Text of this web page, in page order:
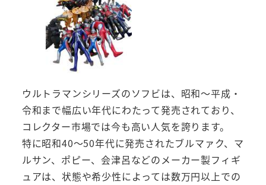
ウルトラマンシリーズのソフビは、昭和～平成・
令和まで幅広い年代にわたって発売されており、
コレクター市場では今も高い人気を誇ります。
特に昭和40～50年代に発売されたブルマァク、マ
ルサン、ポピー、会津呂などのメーカー製フィギ
ュアは、状態や希少性によっては数万円以上での